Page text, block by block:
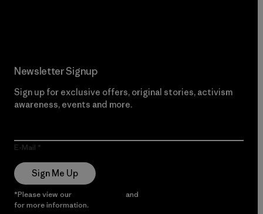
Newsletter Signup
Sign up for exclusive offers, original stories, activism
awareness, events and more.
E-Mail
Sign Me Up
*Please view our and
for more information.